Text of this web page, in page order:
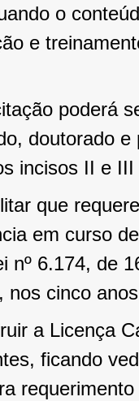
o
e
poderá
doutorado
incisos II e
que
em curso
nº 6.174, de
nos cinco
a Licença
ficando